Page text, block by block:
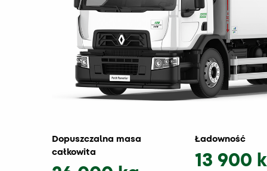
Dopuszczalna masa
całkowita
Ładowność
13 900